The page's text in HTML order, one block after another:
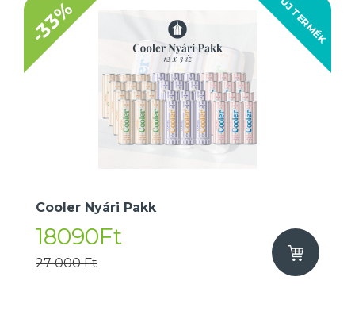
ÚJ TERMÉK
-33%
Cooler Nyári Pakk
18090Ft
27 000 Ft